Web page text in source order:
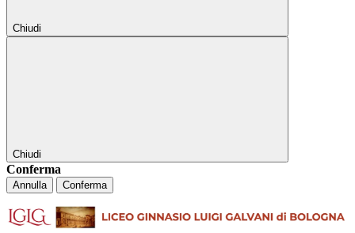
Chiudi
Chiudi
Conferma
Annulla Conferma